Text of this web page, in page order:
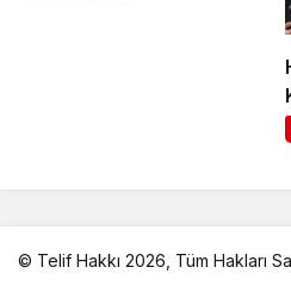
© Telif Hakkı 2026, Tüm Hakları